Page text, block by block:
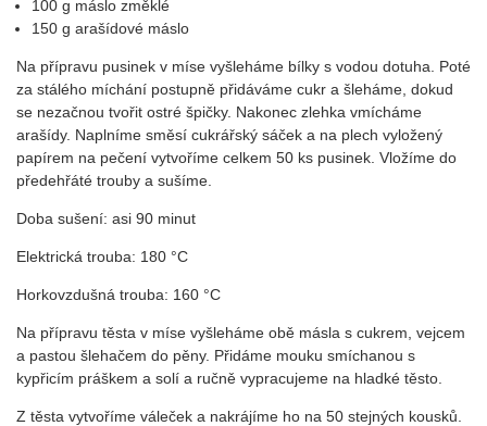
100 g máslo změklé
150 g arašídové máslo
Na přípravu pusinek v míse vyšleháme bílky s vodou dotuha. Poté
za stálého míchání postupně přidáváme cukr a šleháme, dokud
se nezačnou tvořit ostré špičky. Nakonec zlehka vmícháme
arašídy. Naplníme směsí cukrářský sáček a na plech vyložený
papírem na pečení vytvoříme celkem 50 ks pusinek. Vložíme do
předehřáté trouby a sušíme.
Doba sušení: asi 90 minut
Elektrická trouba: 180 °C
Horkovzdušná trouba: 160 °C
Na přípravu těsta v míse vyšleháme obě másla s cukrem, vejcem
a pastou šlehačem do pěny. Přidáme mouku smíchanou s
kypřicím práškem a solí a ručně vypracujeme na hladké těsto.
Z těsta vytvoříme váleček a nakrájíme ho na 50 stejných kousků.